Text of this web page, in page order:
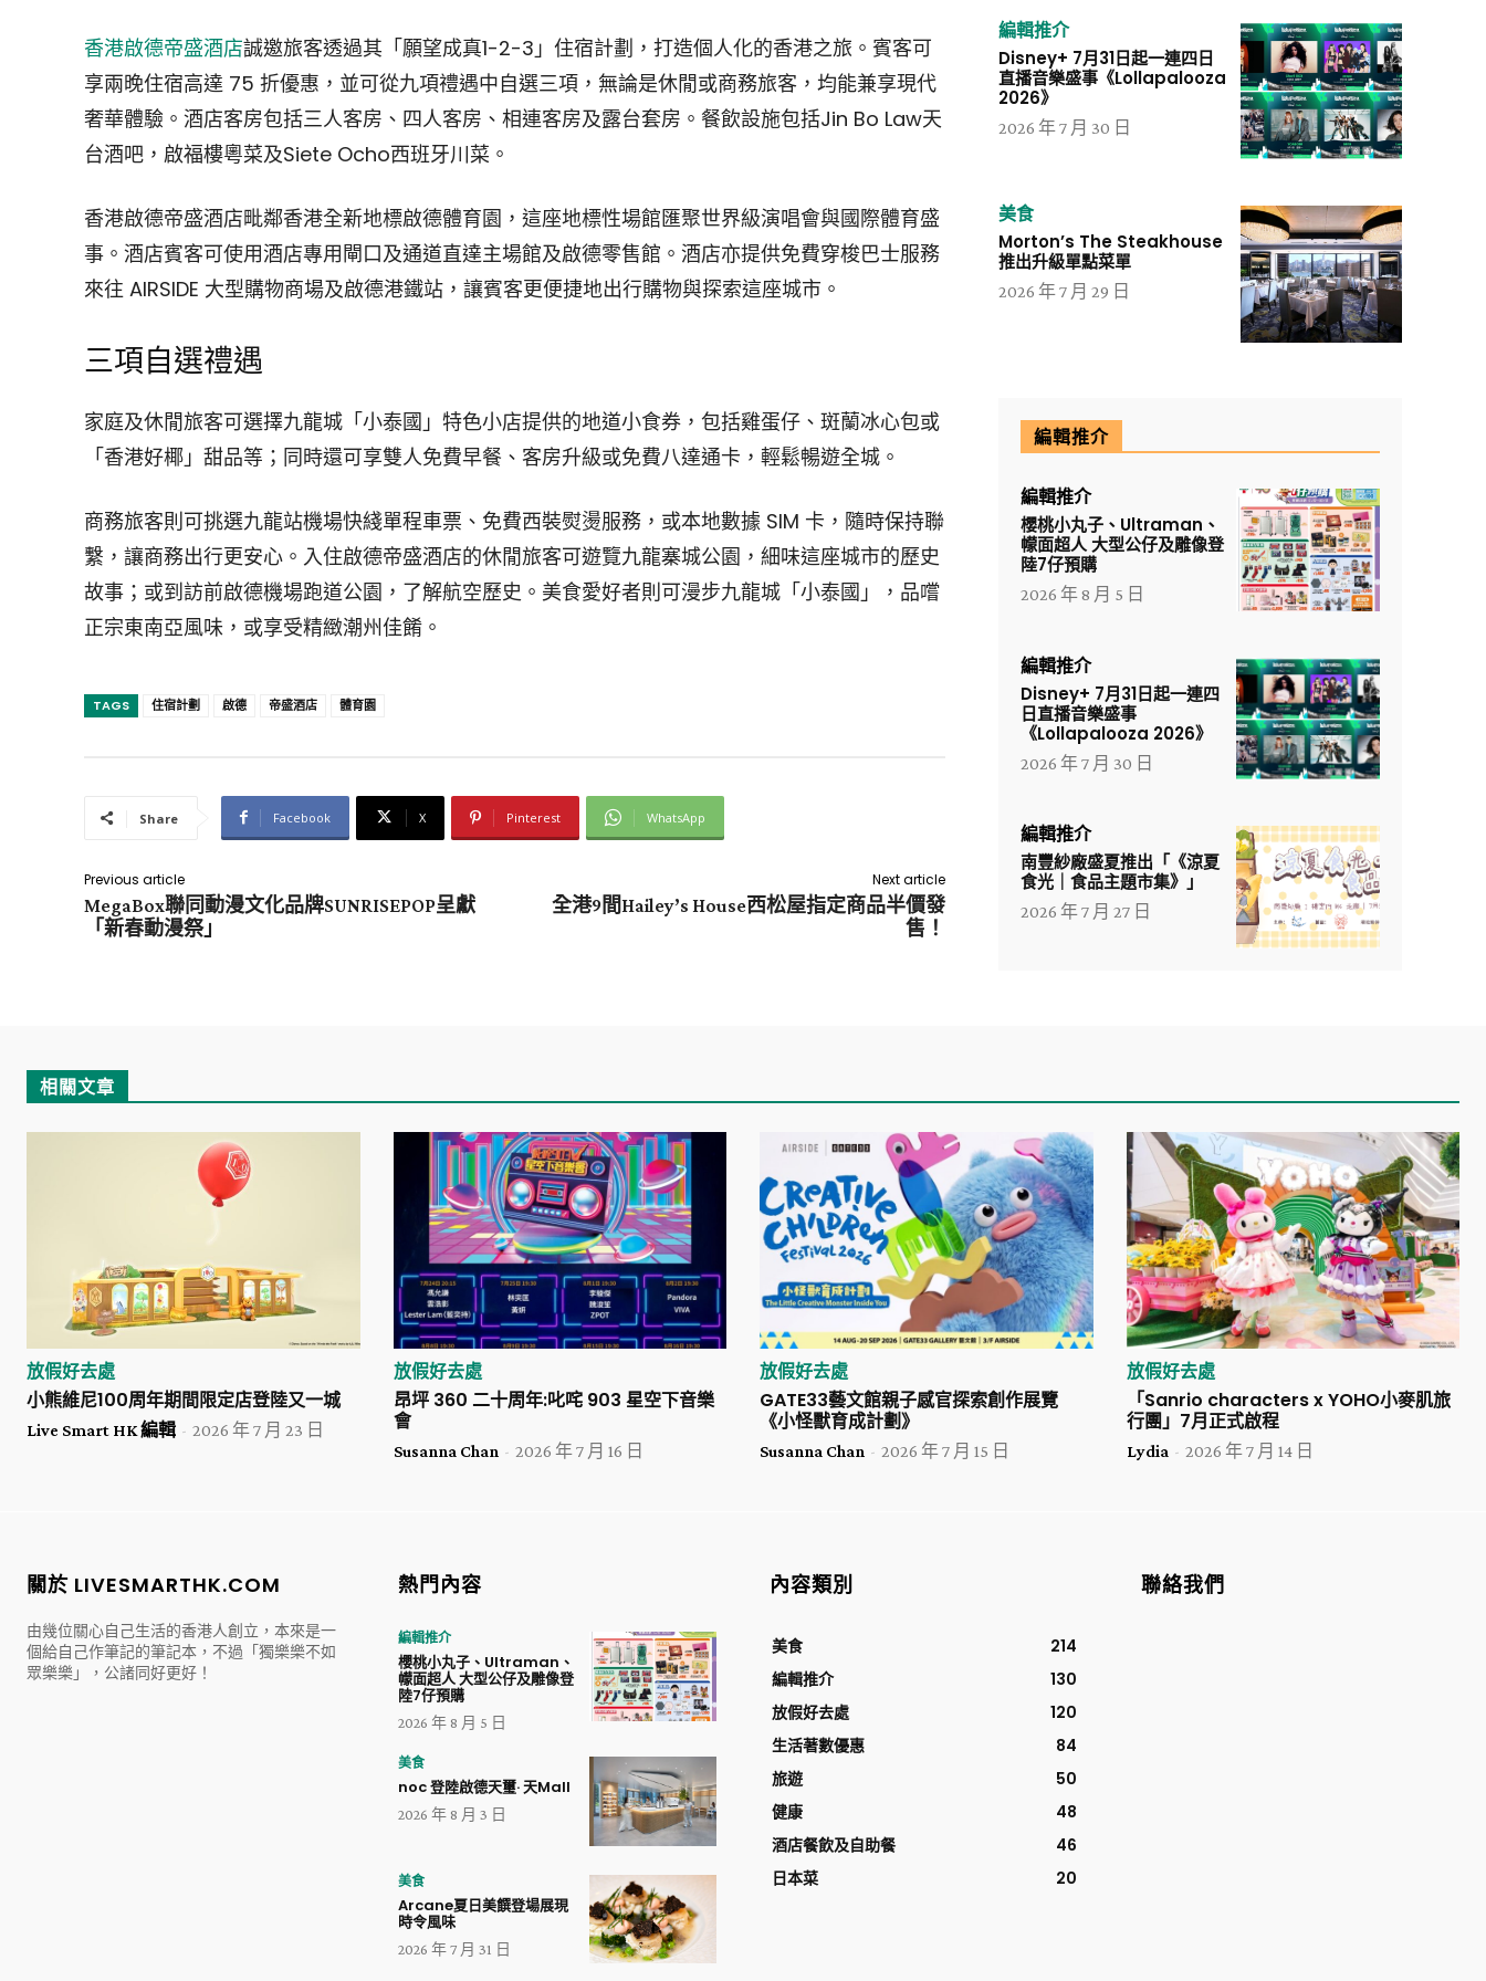
香港啟德帝盛酒店誠邀旅客透過其「願望成真1-2-3」住宿計劃，打造個人化的香港之旅。賓客可
享兩晚住宿高達 75 折優惠，並可從九項禮遇中自選三項，無論是休閒或商務旅客，均能兼享現代
奢華體驗。酒店客房包括三人客房、四人客房、相連客房及露台套房。餐飲設施包括Jin Bo Law天
台酒吧，啟福樓粵菜及Siete Ocho西班牙川菜。
香港啟德帝盛酒店毗鄰香港全新地標啟德體育園，這座地標性場館匯聚世界級演唱會與國際體育盛
事。酒店賓客可使用酒店專用閘口及通道直達主場館及啟德零售館。酒店亦提供免費穿梭巴士服務
來往 AIRSIDE 大型購物商場及啟德港鐵站，讓賓客更便捷地出行購物與探索這座城市。
三項自選禮遇
家庭及休閒旅客可選擇九龍城「小泰國」特色小店提供的地道小食券，包括雞蛋仔、斑蘭冰心包或
「香港好椰」甜品等；同時還可享雙人免費早餐、客房升級或免費八達通卡，輕鬆暢遊全城。
商務旅客則可挑選九龍站機場快綫單程車票、免費西裝熨燙服務，或本地數據 SIM 卡，隨時保持聯
繫，讓商務出行更安心。入住啟德帝盛酒店的休閒旅客可遊覽九龍寨城公園，細味這座城市的歷史
故事；或到訪前啟德機場跑道公園，了解航空歷史。美食愛好者則可漫步九龍城「小泰國」，品嚐
正宗東南亞風味，或享受精緻潮州佳餚。
TAGS 住宿計劃 啟德 帝盛酒店 體育園
Share Facebook X Pinterest WhatsApp
Previous article
MegaBox聯同動漫文化品牌SUNRISEPOP呈獻
「新春動漫祭」
Next article
全港9間Hailey’s House西松屋指定商品半價發
售！
編輯推介
Disney+ 7月31日起一連四日
直播音樂盛事《Lollapalooza
2026》
2026 年 7 月 30 日
美食
Morton’s The Steakhouse
推出升級單點菜單
2026 年 7 月 29 日
編輯推介
編輯推介
櫻桃小丸子、Ultraman、
幪面超人 大型公仔及雕像登
陸7仔預購
2026 年 8 月 5 日
編輯推介
Disney+ 7月31日起一連四
日直播音樂盛事
《Lollapalooza 2026》
2026 年 7 月 30 日
編輯推介
南豐紗廠盛夏推出「《涼夏
食光｜食品主題市集》」
2026 年 7 月 27 日
相關文章
放假好去處
小熊維尼100周年期間限定店登陸又一城
Live Smart HK 編輯 - 2026 年 7 月 23 日
放假好去處
昂坪 360 二十周年:叱咤 903 星空下音樂
會
Susanna Chan - 2026 年 7 月 16 日
放假好去處
GATE33藝文館親子感官探索創作展覽
《小怪獸育成計劃》
Susanna Chan - 2026 年 7 月 15 日
放假好去處
「Sanrio characters x YOHO小麥肌旅
行團」7月正式啟程
Lydia - 2026 年 7 月 14 日
關於 LIVESMARTHK.COM
由幾位關心自己生活的香港人創立，本來是一
個給自己作筆記的筆記本，不過「獨樂樂不如
眾樂樂」，公諸同好更好！
熱門內容
編輯推介
櫻桃小丸子、Ultraman、
幪面超人 大型公仔及雕像登
陸7仔預購
2026 年 8 月 5 日
美食
noc 登陸啟德天璽· 天Mall
2026 年 8 月 3 日
美食
Arcane夏日美饌登場展現
時令風味
2026 年 7 月 31 日
內容類別
美食
214
編輯推介
130
放假好去處
120
生活著數優惠
84
旅遊
50
健康
48
酒店餐飲及自助餐
46
日本菜
20
聯絡我們